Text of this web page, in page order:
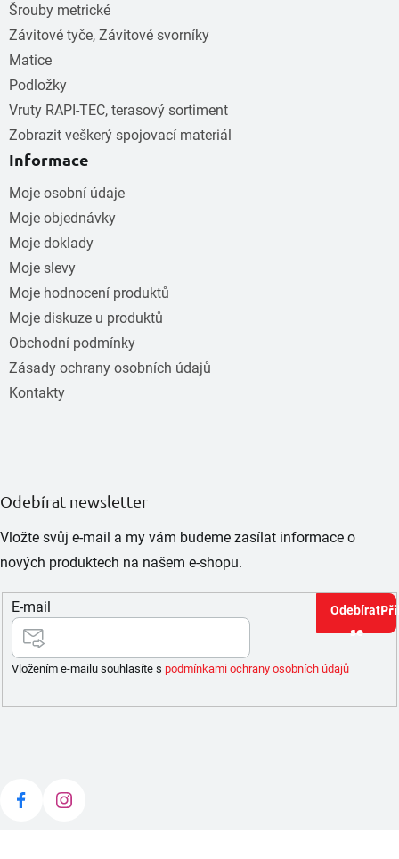
Šrouby metrické
Závitové tyče, Závitové svorníky
Matice
Podložky
Vruty RAPI-TEC, terasový sortiment
Zobrazit veškerý spojovací materiál
Informace
Moje osobní údaje
Moje objednávky
Moje doklady
Moje slevy
Moje hodnocení produktů
Moje diskuze u produktů
Obchodní podmínky
Zásady ochrany osobních údajů
Kontakty
Odebírat newsletter
Vložte svůj e-mail a my vám budeme zasílat informace o
nových produktech na našem e-shopu.
E-mail
Vložením e-mailu souhlasíte s podmínkami ochrany osobních údajů
se